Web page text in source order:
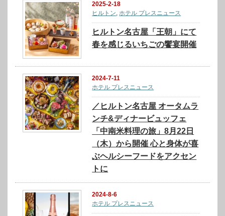
2025-2-18
ヒルトン,ホテル プレスニュース
ヒルトン名古屋「王朝」にて
春を感じるいちごの饗宴開催
2024-7-11
ホテル プレスニュース
／ヒルトン名古屋 オータムラ
ンチ&ディナービュッフェ
「中南米料理の旅」8月22日
（木）から開催 心と身体が喜
ぶヘルシーフードをアクセン
トに
2024-8-6
ホテル プレスニュース